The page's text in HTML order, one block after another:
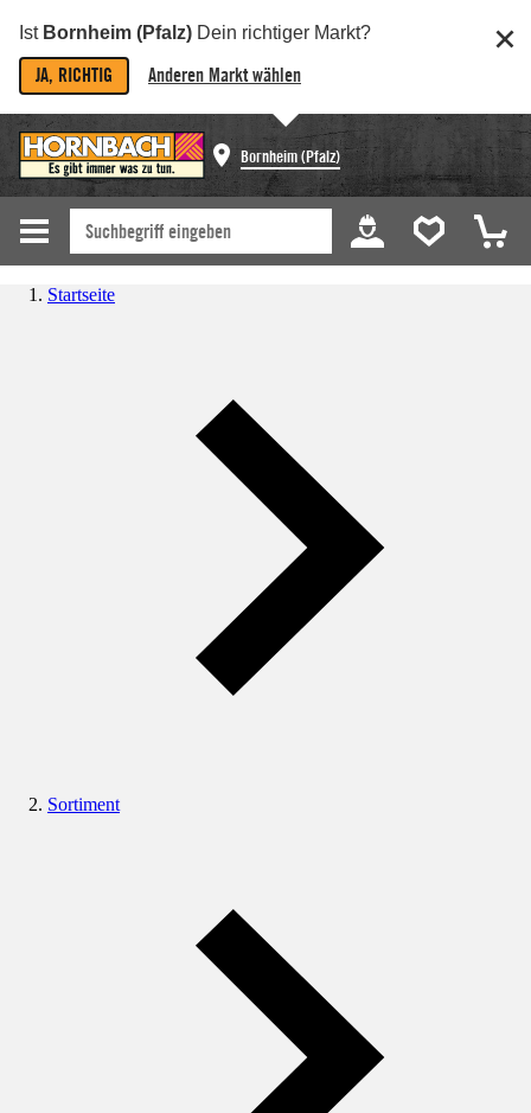
Ist Bornheim (Pfalz) Dein richtiger Markt?
JA, RICHTIG Anderen Markt wählen
Bornheim (Pfalz)
Startseite
Sortiment